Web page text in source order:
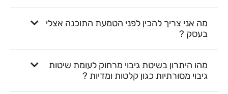
מה אני צריך להכין לפני הטמעת התוכנה אצלי
בעסק ?
מהו היתרון בשיטת גיבוי מרחוק לעומת שיטות
גיבוי מסורתיות כגון קלטות ומדיות ?